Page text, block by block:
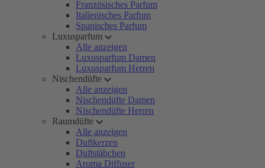
Französisches Parfum
Italienisches Parfum
Spanisches Parfum
Luxusparfum
Alle anzeigen
Luxusparfum Damen
Luxusparfum Herren
Nischendüfte
Alle anzeigen
Nischendüfte Damen
Nischendüfte Herren
Raumdüfte
Alle anzeigen
Duftkerzen
Duftstäbchen
Aroma Diffuser